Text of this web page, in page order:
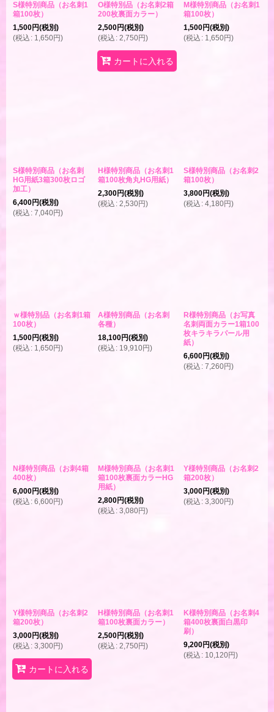
S様特別商品（お名刺1
箱100枚）
1,500円(税別)
(税込 : 1,650円)
O様特別品（お名刺2箱
200枚裏面カラー）
2,500円(税別)
(税込 : 2,750円)
カートに入れる
M様特別商品（お名刺1
箱100枚）
1,500円(税別)
(税込 : 1,650円)
S様特別商品（お名刺
HG用紙3箱300枚ロゴ
加工）
6,400円(税別)
(税込 : 7,040円)
H様特別商品（お名刺1
箱100枚角丸HG用紙）
2,300円(税別)
(税込 : 2,530円)
S様特別商品（お名刺2
箱100枚）
3,800円(税別)
(税込 : 4,180円)
ｗ様特別品（お名刺1箱
100枚）
1,500円(税別)
(税込 : 1,650円)
A様特別商品（お名刺
各種）
18,100円(税別)
(税込 : 19,910円)
R様特別商品（お写真
名刺両面カラー1箱100
枚キラキラパール用
紙）
6,600円(税別)
(税込 : 7,260円)
N様特別商品（お刺4箱
400枚）
6,000円(税別)
(税込 : 6,600円)
M様特別商品（お名刺1
箱100枚裏面カラーHG
用紙）
2,800円(税別)
(税込 : 3,080円)
Y様特別商品（お名刺2
箱200枚）
3,000円(税別)
(税込 : 3,300円)
Y様特別商品（お名刺2
箱200枚）
3,000円(税別)
(税込 : 3,300円)
カートに入れる
H様特別商品（お名刺1
箱100枚裏面カラー）
2,500円(税別)
(税込 : 2,750円)
K様特別商品（お名刺4
箱400枚裏面白黒印
刷）
9,200円(税別)
(税込 : 10,120円)